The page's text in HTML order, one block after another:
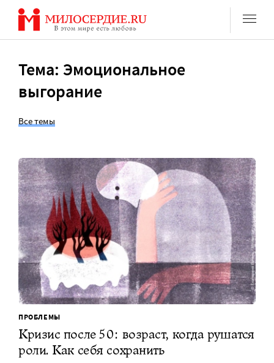
Перейти
содержанию
Тема: Эмоциональное
выгорание
Все темы
ПРОБЛЕМЫ
Кризис после 50: возраст, когда рушатся
роли. Как себя сохранить